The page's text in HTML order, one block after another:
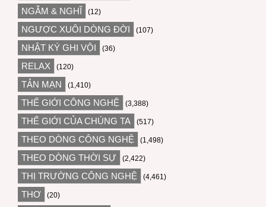
NGẪM & NGHĨ (12)
NGƯỢC XUÔI DÒNG ĐỜI (107)
NHẬT KÝ GHI VỘI (36)
RELAX (120)
TẢN MẠN (1,410)
THẾ GIỚI CÔNG NGHỆ (3,388)
THẾ GIỚI CỦA CHÚNG TA (517)
THEO DÒNG CÔNG NGHỆ (1,498)
THEO DÒNG THỜI SỰ (2,422)
THỊ TRƯỜNG CÔNG NGHỆ (4,461)
THƠ (20)